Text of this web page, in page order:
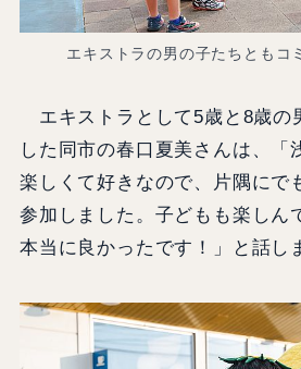
エキストラの男の子たちともコ
エキストラとして5歳と8歳の
した同市の春口夏美さんは、「
楽しくて好きなので、片隅にで
参加しました。子どもも楽しん
本当に良かったです！」と話し